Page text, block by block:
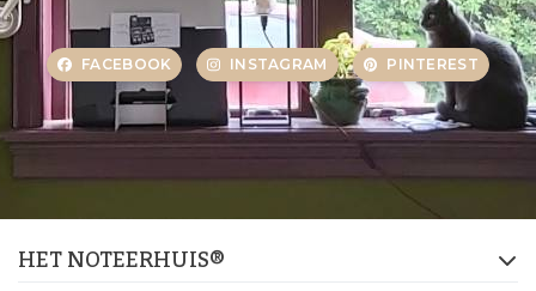
FACEBOOK INSTAGRAM PINTEREST
HET NOTEERHUIS®